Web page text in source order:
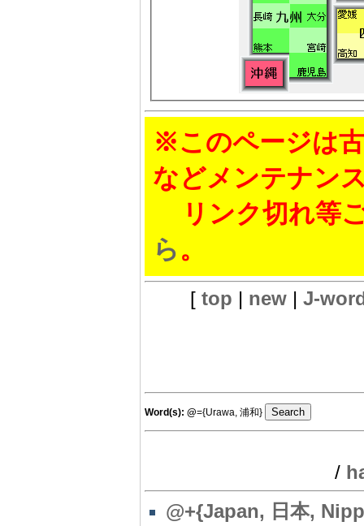
※このページは
などメンテナン
リンク切れ等
ら。
[ top | new| J-
Word(s): @={Urawa, 浦和}
/
@+{Japan, 日本,